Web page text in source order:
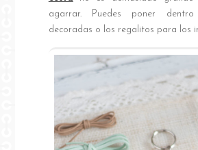
agarrar. Puedes poner
decoradas o los regalitos para los